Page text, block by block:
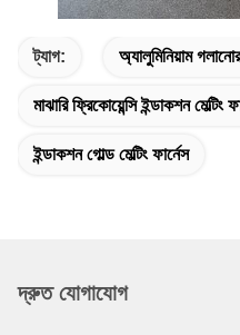
ট্যাগ: অ্যালুমিনিয়াম
মাঝারি ফ্রিকোয়েন্সি ইন্ডাকশন মেল্টিং
ইন্ডাকশন গোল্ড মেল্টিং ফার্নেস
দ্রুত যোগাযোগ